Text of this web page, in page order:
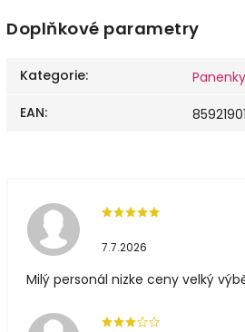
Doplňkové parametry
Kategorie:
Panenky
EAN:
7.7.2026
Milý personál nizke ceny velký